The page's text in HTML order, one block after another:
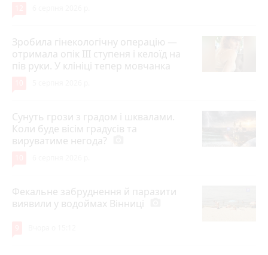
Зробила гінекологічну операцію —
отримала опік ІІІ ступеня і келоїд на
пів руки. У клініці тепер мовчанка
Сунуть грози з градом і шквалами.
Коли буде вісім градусів та
вируватиме негода?
Фекальне забруднення й паразити
виявили у водоймах Вінниці